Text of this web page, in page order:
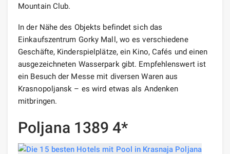
Mountain Club.
In der Nähe des Objekts befindet sich das
Einkaufszentrum Gorky Mall, wo es verschiedene
Geschäfte, Kinderspielplätze, ein Kino, Cafés und einen
ausgezeichneten Wasserpark gibt. Empfehlenswert ist
ein Besuch der Messe mit diversen Waren aus
Krasnopoljansk – es wird etwas als Andenken
mitbringen.
Poljana 1389 4*